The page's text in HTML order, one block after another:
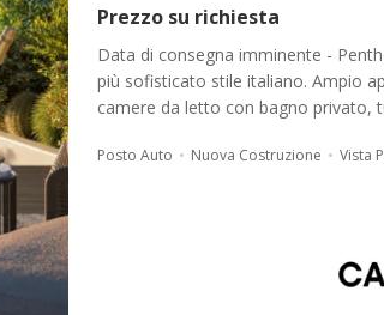
Prezzo su richiesta
Data di consegna imminente -
più sofisticato stile italiano. Ampio
camere da letto con bagno privato,
Posto Auto Nuova Costruzione Vista